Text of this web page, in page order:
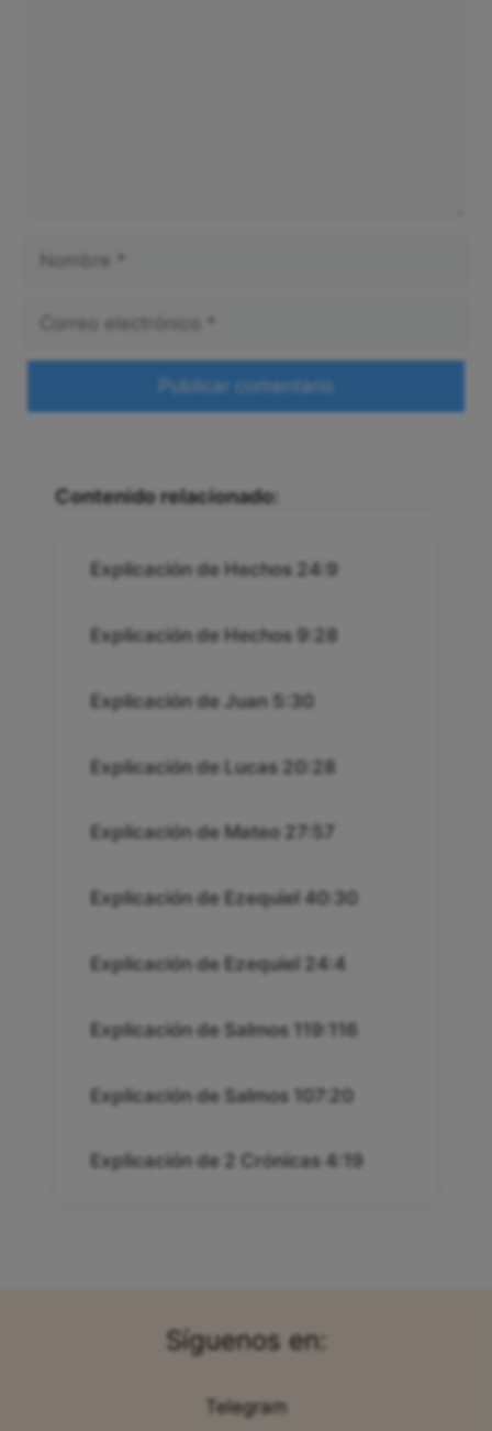
Contenido relacionado:
Explicación de Hechos 24:9
Explicación de Hechos 9:28
Explicación de Juan 5:30
Explicación de Lucas 20:28
Explicación de Mateo 27:57
Explicación de Ezequiel 40:30
Explicación de Ezequiel 24:4
Explicación de Salmos 119:116
Explicación de Salmos 107:20
Explicación de 2 Crónicas 4:19
Síguenos en:
Telegram